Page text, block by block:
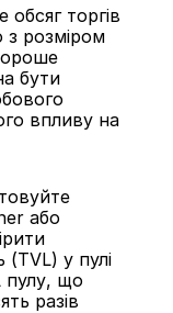
обсяг торгів
з розміром
бути
впливу на
або
(TVL) у пулі
пулу, що
разів